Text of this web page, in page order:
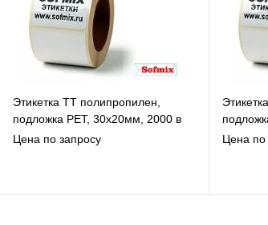
Этикетка ТТ полипропилен,
подложка РЕТ, 30х20мм, 2000 в
рул, вт40, 14115
Цена по запросу
рул,
Цена по